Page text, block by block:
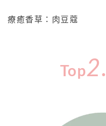
療癒香草：肉豆蔻
Top2.